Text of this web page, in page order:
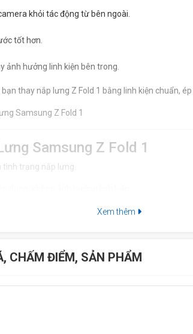
khỏi tác động từ bên ngoài.
tốt hơn.
ảnh hưởng linh kiện bên trong.
bạn thay nắp lưng Z Fold 1 bằng linh kiện chuẩn,
Samsung Z Fold 1
trạng nắp lưng.
và test lại chức năng máy.
Xem thêm
CHẤM ĐIỂM, SẢN PHẨM